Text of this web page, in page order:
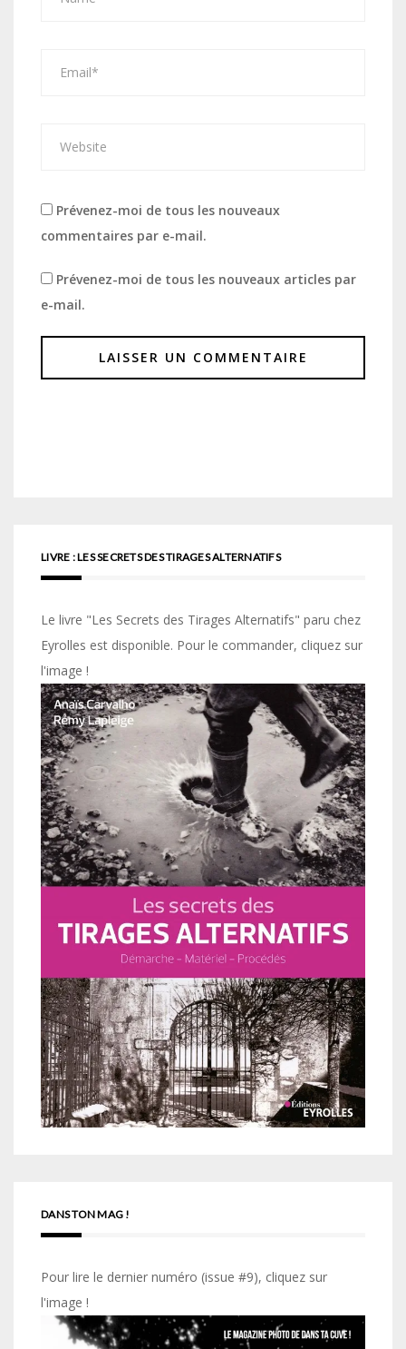
Prévenez-moi de tous les nouveaux
commentaires par e-mail.
Prévenez-moi de tous les nouveaux articles par
e-mail.
LIVRE : LES SECRETS DES TIRAGES ALTERNATIFS
Le livre "Les Secrets des Tirages Alternatifs" paru chez
Eyrolles est disponible. Pour le commander, cliquez sur
l'image !
DANS TON MAG !
Pour lire le dernier numéro (issue #9), cliquez sur
l'image !